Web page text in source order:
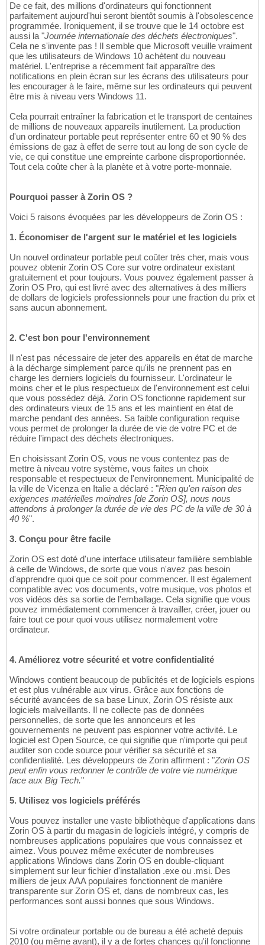
De ce fait, des millions d'ordinateurs qui fonctionnent
parfaitement aujourd'hui seront bientôt soumis à l'obsolescence
programmée. Ironiquement, il se trouve que le 14 octobre est
aussi la "Journée internationale des déchets électroniques".
Cela ne s'invente pas ! Il semble que Microsoft veuille vraiment
que les utilisateurs de Windows 10 achètent du nouveau
matériel. L'entreprise a récemment fait apparaître des
notifications en plein écran sur les écrans des utilisateurs pour
les encourager à le faire, même sur les ordinateurs qui peuvent
être mis à niveau vers Windows 11.
Cela pourrait entraîner la fabrication et le transport de centaines
de millions de nouveaux appareils inutilement. La production
d'un ordinateur portable peut représenter entre 60 et 90 % des
émissions de gaz à effet de serre tout au long de son cycle de
vie, ce qui constitue une empreinte carbone disproportionnée.
Tout cela coûte cher à la planète et à votre porte-monnaie.
Pourquoi passer à Zorin OS ?
Voici 5 raisons évoquées par les développeurs de Zorin OS :
1. Économiser de l'argent sur le matériel et les logiciels
Un nouvel ordinateur portable peut coûter très cher, mais vous
pouvez obtenir Zorin OS Core sur votre ordinateur existant
gratuitement et pour toujours. Vous pouvez également passer à
Zorin OS Pro, qui est livré avec des alternatives à des milliers
de dollars de logiciels professionnels pour une fraction du prix et
sans aucun abonnement.
2. C'est bon pour l'environnement
Il n'est pas nécessaire de jeter des appareils en état de marche
à la décharge simplement parce qu'ils ne prennent pas en
charge les derniers logiciels du fournisseur. L'ordinateur le
moins cher et le plus respectueux de l'environnement est celui
que vous possédez déjà. Zorin OS fonctionne rapidement sur
des ordinateurs vieux de 15 ans et les maintient en état de
marche pendant des années. Sa faible configuration requise
vous permet de prolonger la durée de vie de votre PC et de
réduire l'impact des déchets électroniques.
En choisissant Zorin OS, vous ne vous contentez pas de
mettre à niveau votre système, vous faites un choix
responsable et respectueux de l'environnement. Municipalité de
la ville de Vicenza en Italie a déclaré : "Rien qu'en raison des
exigences matérielles moindres [de Zorin OS], nous nous
attendons à prolonger la durée de vie des PC de la ville de 30 à
40 %".
3. Conçu pour être facile
Zorin OS est doté d'une interface utilisateur familière semblable
à celle de Windows, de sorte que vous n'avez pas besoin
d'apprendre quoi que ce soit pour commencer. Il est également
compatible avec vos documents, votre musique, vos photos et
vos vidéos dès sa sortie de l'emballage. Cela signifie que vous
pouvez immédiatement commencer à travailler, créer, jouer ou
faire tout ce pour quoi vous utilisez normalement votre
ordinateur.
4. Améliorez votre sécurité et votre confidentialité
Windows contient beaucoup de publicités et de logiciels espions
et est plus vulnérable aux virus. Grâce aux fonctions de
sécurité avancées de sa base Linux, Zorin OS résiste aux
logiciels malveillants. Il ne collecte pas de données
personnelles, de sorte que les annonceurs et les
gouvernements ne peuvent pas espionner votre activité. Le
logiciel est Open Source, ce qui signifie que n'importe qui peut
auditer son code source pour vérifier sa sécurité et sa
confidentialité. Les développeurs de Zorin affirment : "Zorin OS
peut enfin vous redonner le contrôle de votre vie numérique
face aux Big Tech."
5. Utilisez vos logiciels préférés
Vous pouvez installer une vaste bibliothèque d'applications dans
Zorin OS à partir du magasin de logiciels intégré, y compris de
nombreuses applications populaires que vous connaissez et
aimez. Vous pouvez même exécuter de nombreuses
applications Windows dans Zorin OS en double-cliquant
simplement sur leur fichier d'installation .exe ou .msi. Des
milliers de jeux AAA populaires fonctionnent de manière
transparente sur Zorin OS et, dans de nombreux cas, les
performances sont aussi bonnes que sous Windows.
Si votre ordinateur portable ou de bureau a été acheté depuis
2010 (ou même avant), il y a de fortes chances qu'il fonctionne